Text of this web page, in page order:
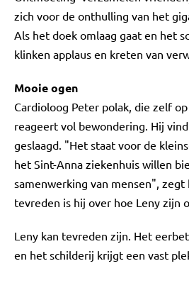
zich voor de onthulling van het
Als het doek omlaag gaat en het
klinken applaus en kreten van
Mooie ogen
Cardioloog Peter polak, die zelf
reageert vol bewondering. Hij
geslaagd. "Het staat voor de
het Sint-Anna ziekenhuis willen
samenwerking van mensen",
tevreden is hij over hoe Leny zijn
Leny kan tevreden zijn. Het
en het schilderij krijgt een vast